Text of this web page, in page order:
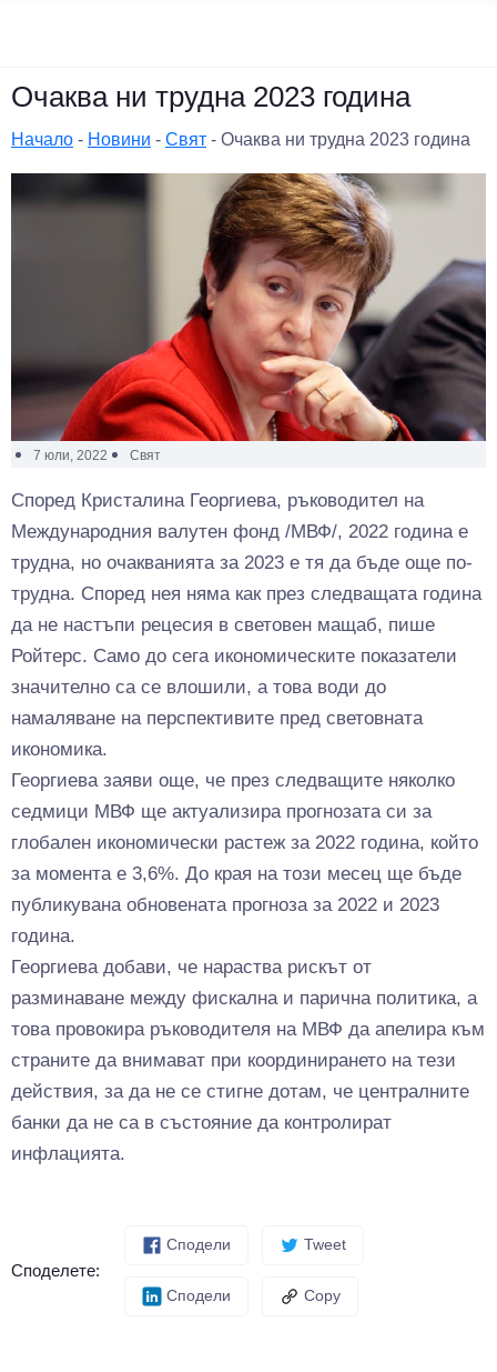
Очаква ни трудна 2023 година
Начало - Новини - Свят - Очаква ни трудна 2023 година
7 юли, 2022 Свят
Според Кристалина Георгиева, ръководител на
Международния валутен фонд /МВФ/, 2022 година е
трудна, но очакванията за 2023 е тя да бъде още по-
трудна. Според нея няма как през следващата година
да не настъпи рецесия в световен мащаб, пише
Ройтерс. Само до сега икономическите показатели
значително са се влошили, а това води до
намаляване на перспективите пред световната
икономика.
Георгиева заяви още, че през следващите няколко
седмици МВФ ще актуализира прогнозата си за
глобален икономически растеж за 2022 година, който
за момента е 3,6%. До края на този месец ще бъде
публикувана обновената прогноза за 2022 и 2023
година.
Георгиева добави, че нараства рискът от
разминаване между фискална и парична политика, а
това провокира ръководителя на МВФ да апелира към
страните да внимават при координирането на тези
действия, за да не се стигне дотам, че централните
банки да не са в състояние да контролират
инфлацията.
Споделете:
Сподели Tweet
Сподели Copy